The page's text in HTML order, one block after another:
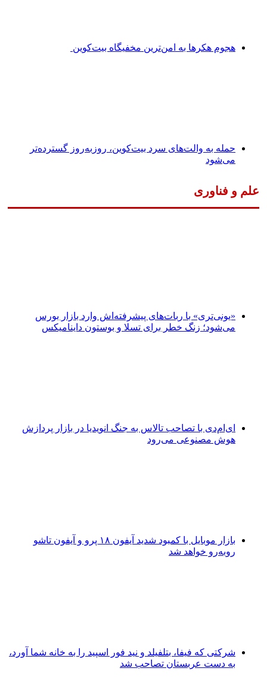
هجوم هکرها به امن‌ترین مخفیگاه بیت‌کوین
حمله به والت‌های سرد بیت‌کوین، روزبه‌روز گسترده‌تر
می‌شود
علم و فناوری
«یونی‌تری» با ربات‌های پیشرفته‌اش وارد بازار بورس
می‌شود؛ زنگ خطر برای تسلا و بوستون داینامیکس
ای‌ام‌دی با تصاحب تالاس به جنگ انویدیا در بازار پردازش
هوش مصنوعی می‌رود
بازار موبایل با کمبود شدید آیفون ۱۸ پرو و آیفون تاشو
روبه‌رو خواهد شد
شرکتی که فیفا، بتلفیلد و نید فور اسپید را به خانه شما آورد،
به دست عربستان تصاحب شد